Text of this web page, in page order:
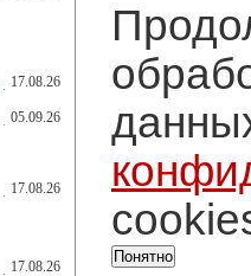
17.08.26
05.09.26
17.08.26
17.08.26
Понятно